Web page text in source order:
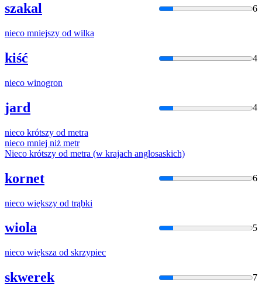
szakal 6
nieco mniejszy od wilka
kiść 4
nieco winogron
jard 4
nieco krótszy od metra
nieco mniej niż metr
Nieco krótszy od metra (w krajach anglosaskich)
kornet 6
nieco większy od trąbki
wiola 5
nieco większa od skrzypiec
skwerek 7